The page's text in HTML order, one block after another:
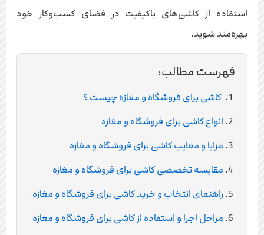
استفاده از کاشی‌های باکیفیت در فضای کسب‌وکار خود
بهره‌مند شوید.
فهرست مطالب:
کاشی برای فروشگاه و مغازه چیست ؟
انواع کاشی برای فروشگاه و مغازه
مزایا و معایب کاشی برای فروشگاه و مغازه
مقایسه تخصصی کاشی برای فروشگاه و مغازه
راهنمای انتخاب و خرید کاشی برای فروشگاه و مغازه
مراحل اجرا و استفاده از کاشی برای فروشگاه و مغازه